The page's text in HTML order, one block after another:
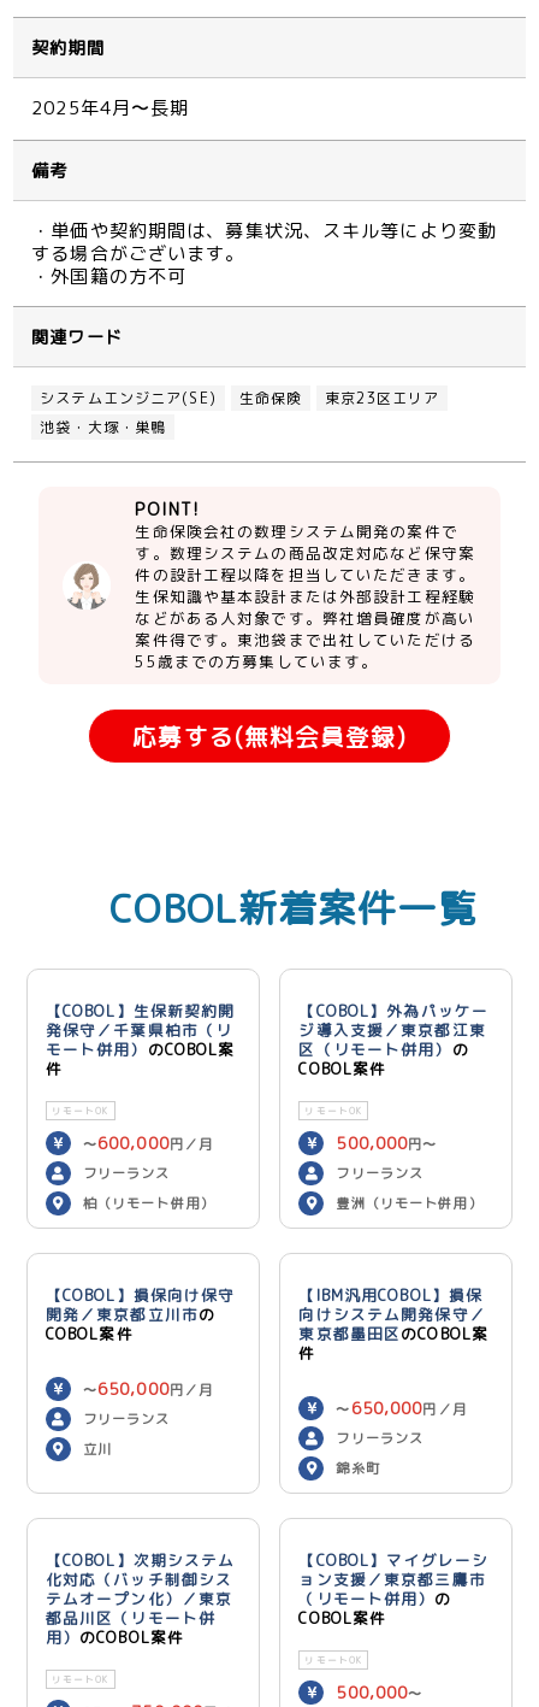
契約期間
2025年4月〜長期
備考
・単価や契約期間は、募集状況、スキル等により変動
する場合がございます。
・外国籍の方不可
関連ワード
システムエンジニア(SE) 生命保険
東京23区エリア
池袋・大塚・巣鴨
POINT!
生命保険会社の数理システム開発の案件で
す。数理システムの商品改定対応など保守案
件の設計工程以降を担当していただきます。
生保知識や基本設計または外部設計工程経験
などがある人対象です。弊社増員確度が高い
案件得です。東池袋まで出社していただける
55歳までの方募集しています。
応募する(無料会員登録)
COBOL新着案件一覧
【COBOL】生保新契約開
発保守／千葉県柏市（リ
モート併用） のCOBOL案
件
リモートOK
〜600,000円／月
フリーランス
柏（リモート併用）
【COBOL】外為パッケー
ジ導入支援／東京都江東
区（リモート併用） の
COBOL案件
リモートOK
500,000円〜
600,000 円／月
フリーランス
豊洲（リモート併用）
【COBOL】損保向け保守
開発／東京都立川市の
COBOL案件
〜650,000円／月
フリーランス
立川
【IBM汎用COBOL】損保
向けシステム開発保守／
東京都墨田区のCOBOL案
件
〜 650,000円／月
フリーランス
錦糸町
【COBOL】次期システム
化対応（バッチ制御シス
テムオープン化）／東京
都品川区（リモート併
用） のCOBOL案件
リモートOK
【COBOL】マイグレーシ
ョン支援／東京都三鷹市
（リモート併用） の
COBOL案件
リモートOK
500,000〜